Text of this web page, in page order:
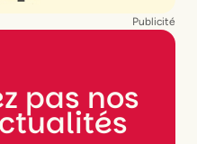
Publicité
pas nos